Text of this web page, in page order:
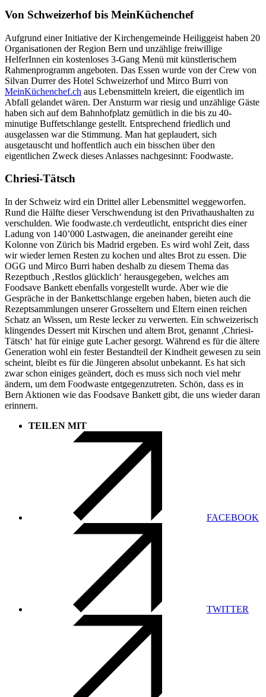
Von Schweizerhof bis MeinKüchenchef
Aufgrund einer Initiative der Kirchengemeinde Heiliggeist haben 20
Organisationen der Region Bern und unzählige freiwillige
HelferInnen ein kostenloses 3-Gang Menü mit künstlerischem
Rahmenprogramm angeboten. Das Essen wurde von der Crew von
Silvan Durrer des Hotel Schweizerhof und Mirco Burri von
MeinKüchenchef.ch aus Lebensmitteln kreiert, die eigentlich im
Abfall gelandet wären. Der Ansturm war riesig und unzählige Gäste
haben sich auf dem Bahnhofplatz gemütlich in die bis zu 40-
minutige Buffetschlange gestellt. Entsprechend friedlich und
ausgelassen war die Stimmung. Man hat geplaudert, sich
ausgetauscht und hoffentlich auch ein bisschen über den
eigentlichen Zweck dieses Anlasses nachgesinnt: Foodwaste.
Chriesi-Tätsch
In der Schweiz wird ein Drittel aller Lebensmittel weggeworfen.
Rund die Hälfte dieser Verschwendung ist den Privathaushalten zu
verschulden. Wie foodwaste.ch verdeutlicht, entspricht dies einer
Ladung von 140’000 Lastwagen, die aneinander gereiht eine
Kolonne von Zürich bis Madrid ergeben. Es wird wohl Zeit, dass
wir wieder lernen Resten zu kochen und altes Brot zu essen. Die
OGG und Mirco Burri haben deshalb zu diesem Thema das
Rezeptbuch ‚Restlos glücklich‘ herausgegeben, welches am
Foodsave Bankett ebenfalls vorgestellt wurde. Aber wie die
Gespräche in der Bankettschlange ergeben haben, bieten auch die
Rezeptsammlungen unserer Grosseltern und Eltern einen reichen
Schatz an Wissen, um Reste lecker zu verwerten. Ein schweizerisch
klingendes Dessert mit Kirschen und altem Brot, genannt ‚Chriesi-
Tätsch‘ hat für einige gute Lacher gesorgt. Während es für die ältere
Generation wohl ein fester Bestandteil der Kindheit gewesen zu sein
scheint, bleibt es für die Jüngeren absolut unbekannt. Es hat sich
zwar schon einiges geändert, doch es muss sich noch viel mehr
ändern, um dem Foodwaste entgegenzutreten. Schön, dass es in
Bern Aktionen wie das Foodsave Bankett gibt, die uns wieder daran
erinnern.
TEILEN MIT
FACEBOOK
TWITTER